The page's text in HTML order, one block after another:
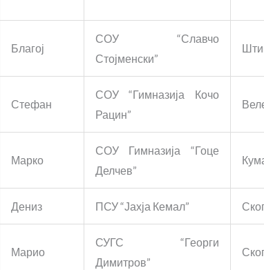
Благој
СОУ “Славчо
Стојменски”
Стефан
СОУ “Гимназија Кочо
Рацин”
Марко
СОУ Гимназија “Гоце
Делчев”
Дениз ПСУ “Јахја Кемал”
Марио
СУГС “Георги
Димитров”